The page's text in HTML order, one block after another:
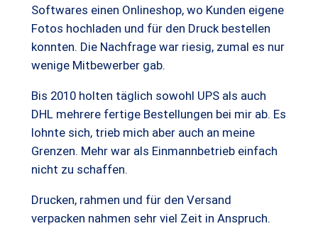
Softwares einen Onlineshop, wo Kunden eigene
Fotos hochladen und für den Druck bestellen
konnten. Die Nachfrage war riesig, zumal es nur
wenige Mitbewerber gab.
Bis 2010 holten täglich sowohl UPS als auch
DHL mehrere fertige Bestellungen bei mir ab. Es
lohnte sich, trieb mich aber auch an meine
Grenzen. Mehr war als Einmannbetrieb einfach
nicht zu schaffen.
Drucken, rahmen und für den Versand
verpacken nahmen sehr viel Zeit in Anspruch.